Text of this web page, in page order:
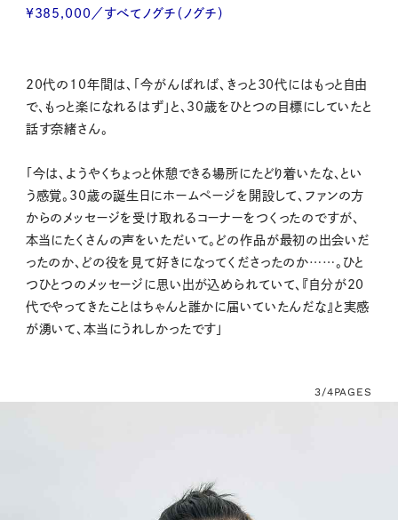
¥385,000／すべてノグチ（ノグチ）
20代の10年間は、「今がんばれば、きっと30代にはもっと自由
で、もっと楽になれるはず」と、30歳をひとつの目標にしていたと
話す奈緒さん。
「今は、ようやくちょっと休憩できる場所にたどり着いたな、とい
う感覚。30歳の誕生日にホームページを開設して、ファンの方
からのメッセージを受け取れるコーナーをつくったのですが、
本当にたくさんの声をいただいて。どの作品が最初の出会いだ
ったのか、どの役を見て好きになってくださったのか……。ひと
つひとつのメッセージに思い出が込められていて、『自分が20
代でやってきたことはちゃんと誰かに届いていたんだな』と実感
が湧いて、本当にうれしかったです」
3/4PAGES